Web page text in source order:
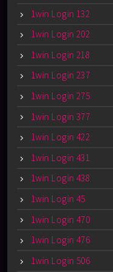
1win Login 132
1win Login 202
1win Login 218
1win Login 237
1win Login 275
1win Login 377
1win Login 422
1win Login 431
1win Login 438
1win Login 45
1win Login 470
1win Login 476
1win Login 506